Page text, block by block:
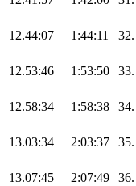
12.44:07 1:44:11 32.
12.53:46 1:53:50 33.
12.58:34 1:58:38 34.
13.03:34 2:03:37 35.
13.07:45 2:07:49 36.